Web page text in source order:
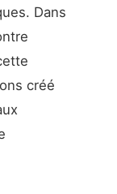
Dans
créé